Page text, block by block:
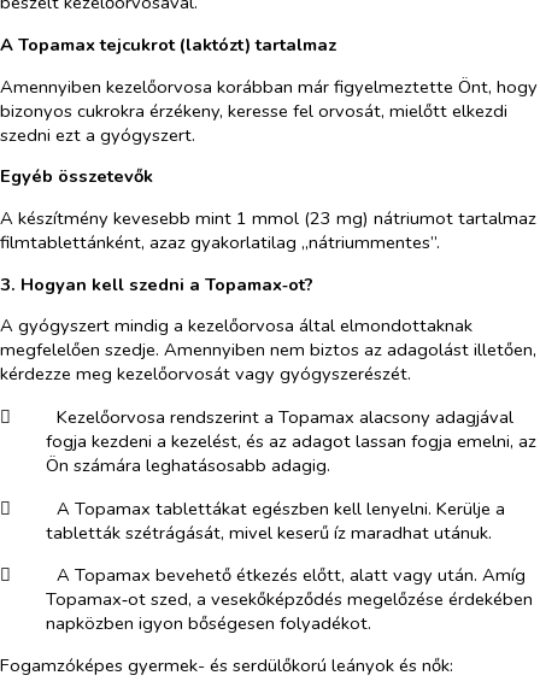
A Topamax tejcukrot (laktózt) tartalmaz
Amennyiben kezelőorvosa korábban már figyelmeztette Önt, hogy
bizonyos cukrokra érzékeny, keresse fel orvosát, mielőtt elkezdi
szedni ezt a gyógyszert.
Egyéb összetevők
A készítmény kevesebb mint 1 mmol (23 mg) nátriumot tartalmaz
filmtablettánként, azaz gyakorlatilag „nátriummentes”.
3. Hogyan kell szedni a Topamax‑ot?
A gyógyszert mindig a kezelőorvosa által elmondottaknak
megfelelően szedje. Amennyiben nem biztos az adagolást illetően,
kérdezze meg kezelőorvosát vagy gyógyszerészét.
​
Kezelőorvosa rendszerint a Topamax alacsony adagjával
fogja kezdeni a kezelést, és az adagot lassan fogja emelni, az
Ön számára leghatásosabb adagig.
​
A Topamax tablettákat egészben kell lenyelni. Kerülje a
tabletták szétrágását, mivel keserű íz maradhat utánuk.
​
A Topamax bevehető étkezés előtt, alatt vagy után. Amíg
Topamax‑ot szed, a vesekőképződés megelőzése érdekében
napközben igyon bőségesen folyadékot.
Fogamzóképes gyermek- és serdülőkorú leányok és nők: